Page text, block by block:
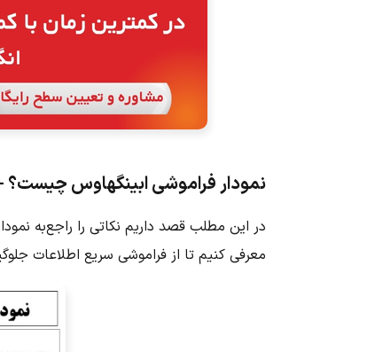
نمودار فراموشی ابینگهاوس چیست؟
در این مطلب قصد داریم نکاتی را راجع‌به
معرفی کنیم تا از فراموشی سریع اطلاعات